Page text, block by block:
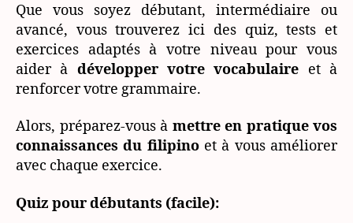
Que vous soyez débutant, intermédiaire ou
avancé, vous trouverez ici des quiz, tests et
exercices adaptés à votre niveau pour vous
aider à développer votre vocabulaire et à
renforcer votre grammaire.
Alors, préparez-vous à mettre en pratique vos
connaissances du filipinoet à vous améliorer
avec chaque exercice.
Quiz pour débutants (facile):